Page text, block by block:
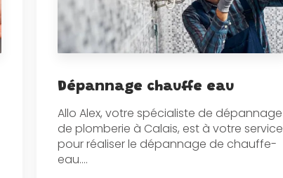
Dépannage chauffe eau
Allo Alex, votre spécialiste de dépannage
de plomberie à Calais, est à votre service
pour réaliser le dépannage de chauffe-
eau....